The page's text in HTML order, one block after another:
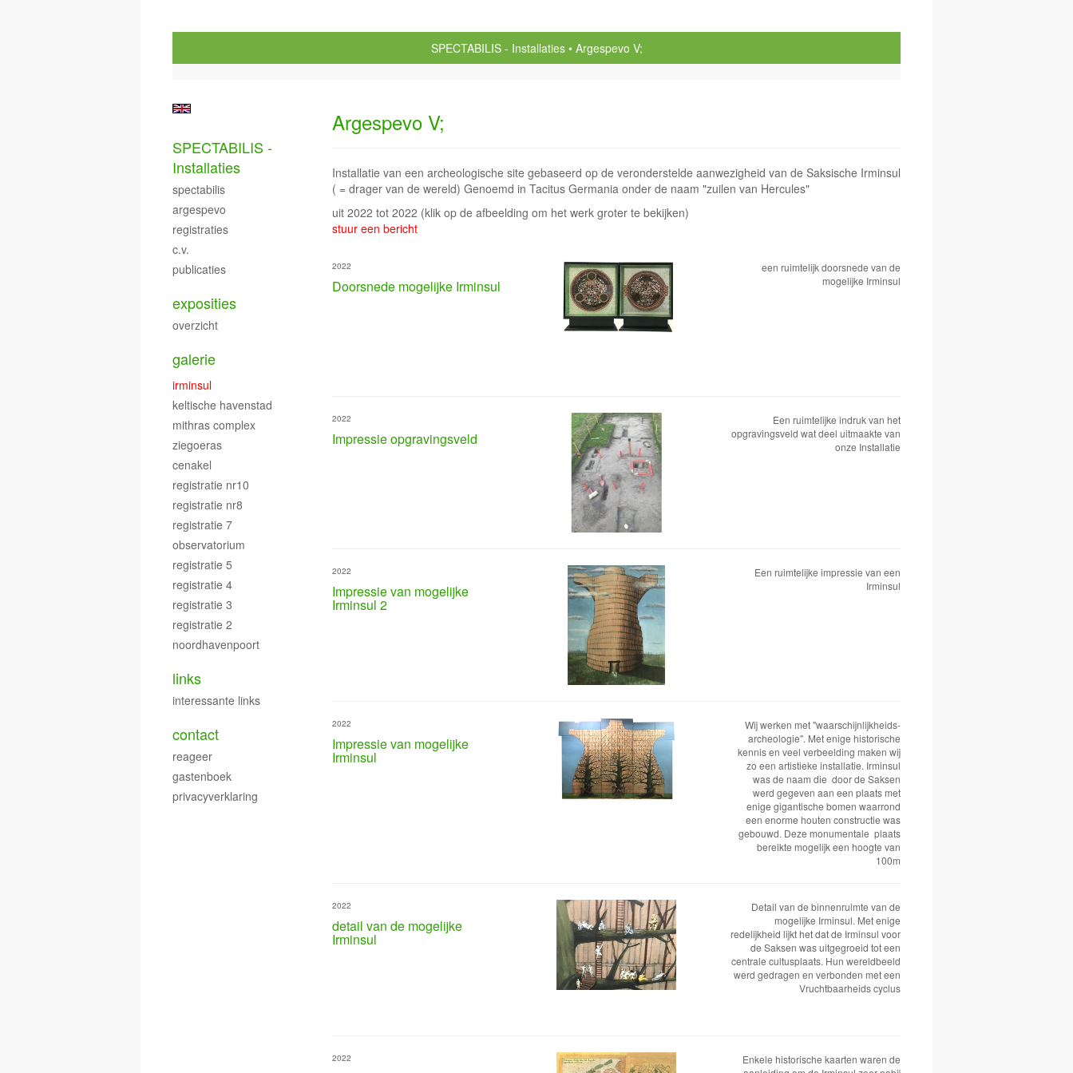
SPECTABILIS - Installaties Argespevo V;
Argespevo V;
Installatie van een archeologische site gebaseerd op de veronderstelde aanwezigheid van de Saksische Irminsul
( = drager van de wereld) Genoemd in Tacitus Germania onder de naam "zuilen van Hercules"
uit 2022 tot 2022 (klik op de afbeelding om het werk groter te bekijken)
stuur een bericht
Doorsnede mogelijke Irminsul
2022
een ruimtelijk doorsnede van de
mogelijke Irminsul
Impressie opgravingsveld
2022
Een ruimtelijke indruk van het
opgravingsveld wat deel uitmaakte van
onze Installatie
Impressie van mogelijke
Irminsul 2
2022
Een ruimtelijke impressie van een
Irminsul
Impressie van mogelijke
Irminsul
2022
Wij werken met "waarschijnlijkheids-
archeologie". Met enige historische
kennis en veel verbeelding maken wij
zo een artistieke installatie. Irminsul
was de naam die door de Saksen
werd gegeven aan een plaats met
enige gigantische bomen waarrond
een enorme houten constructie was
gebouwd. Deze monumentale plaats
bereikte mogelijk een hoogte van
100m
detail van de mogelijke
Irminsul
2022
Detail van de binnenruimte van de
mogelijke Irminsul. Met enige
redelijkheid lijkt het dat de Irminsul voor
de Saksen was uitgegroeid tot een
centrale cultusplaats. Hun wereldbeeld
werd gedragen en verbonden met een
Vruchtbaarheids cyclus
2022
Enkele historische kaarten waren de
SPECTABILIS -
Installaties
spectabilis
argespevo
registraties
c.v.
publicaties
exposities
overzicht
galerie
irminsul
keltische havenstad
mithras complex
ziegoeras
cenakel
registratie nr10
registratie nr8
registratie 7
observatorium
registratie 5
registratie 4
registratie 3
registratie 2
noordhavenpoort
links
interessante links
contact
reageer
gastenboek
privacyverklaring